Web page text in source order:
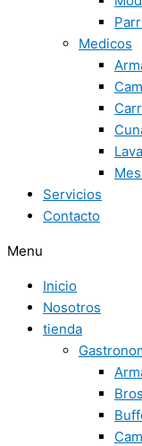
Medicos
Servicios
Contacto
Menu
Inicio
Nosotros
tienda